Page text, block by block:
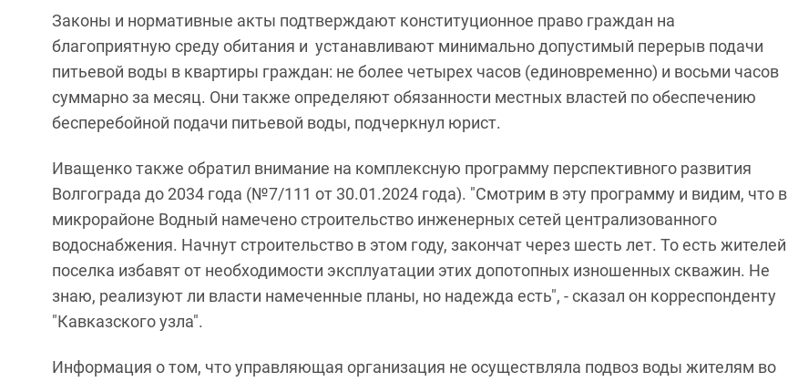
Законы и нормативные акты подтверждают конституционное право граждан на
благоприятную среду обитания и устанавливают минимально допустимый перерыв подачи
питьевой воды в квартиры граждан: не более четырех часов (единовременно) и восьми часов
суммарно за месяц. Они также определяют обязанности местных властей по обеспечению
бесперебойной подачи питьевой воды, подчеркнул юрист.
Иващенко также обратил внимание на комплексную программу перспективного развития
Волгограда до 2034 года (№7/111 от 30.01.2024 года). "Смотрим в эту программу и видим, что в
микрорайоне Водный намечено строительство инженерных сетей централизованного
водоснабжения. Начнут строительство в этом году, закончат через шесть лет. То есть жителей
поселка избавят от необходимости эксплуатации этих допотопных изношенных скважин. Не
знаю, реализуют ли власти намеченные планы, но надежда есть", - сказал он корреспонденту
"Кавказского узла".
Информация о том, что управляющая организация не осуществляла подвоз воды жителям во